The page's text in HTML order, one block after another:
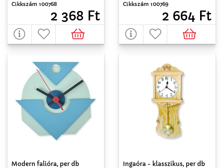
Cikkszám 100768
2 368 Ft
Cikkszám 100769
2 664 Ft
Modern falióra, per db Ingaóra - klasszikus, per db